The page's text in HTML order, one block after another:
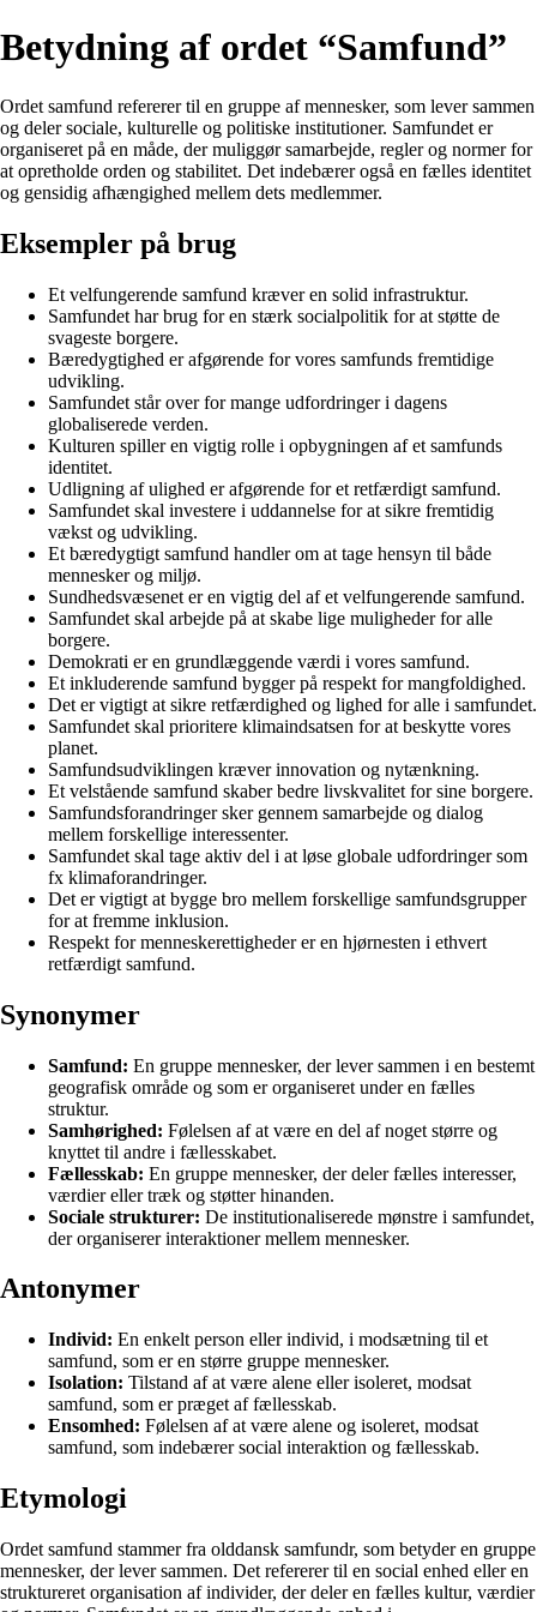
Betydning af ordet “Samfund”
Ordet samfund refererer til en gruppe af mennesker, som lever sammen
og deler sociale, kulturelle og politiske institutioner. Samfundet er
organiseret på en måde, der muliggør samarbejde, regler og normer for
at opretholde orden og stabilitet. Det indebærer også en fælles identitet
og gensidig afhængighed mellem dets medlemmer.
Eksempler på brug
Et velfungerende samfund kræver en solid infrastruktur.
Samfundet har brug for en stærk socialpolitik for at støtte de
svageste borgere.
Bæredygtighed er afgørende for vores samfunds fremtidige
udvikling.
Samfundet står over for mange udfordringer i dagens
globaliserede verden.
Kulturen spiller en vigtig rolle i opbygningen af et samfunds
identitet.
Udligning af ulighed er afgørende for et retfærdigt samfund.
Samfundet skal investere i uddannelse for at sikre fremtidig
vækst og udvikling.
Et bæredygtigt samfund handler om at tage hensyn til både
mennesker og miljø.
Sundhedsvæsenet er en vigtig del af et velfungerende samfund.
Samfundet skal arbejde på at skabe lige muligheder for alle
borgere.
Demokrati er en grundlæggende værdi i vores samfund.
Et inkluderende samfund bygger på respekt for mangfoldighed.
Det er vigtigt at sikre retfærdighed og lighed for alle i samfundet.
Samfundet skal prioritere klimaindsatsen for at beskytte vores
planet.
Samfundsudviklingen kræver innovation og nytænkning.
Et velstående samfund skaber bedre livskvalitet for sine borgere.
Samfundsforandringer sker gennem samarbejde og dialog
mellem forskellige interessenter.
Samfundet skal tage aktiv del i at løse globale udfordringer som
fx klimaforandringer.
Det er vigtigt at bygge bro mellem forskellige samfundsgrupper
for at fremme inklusion.
Respekt for menneskerettigheder er en hjørnesten i ethvert
retfærdigt samfund.
Synonymer
Samfund: En gruppe mennesker, der lever sammen i en bestemt
geografisk område og som er organiseret under en fælles
struktur.
Samhørighed: Følelsen af at være en del af noget større og
knyttet til andre i fællesskabet.
Fællesskab: En gruppe mennesker, der deler fælles interesser,
værdier eller træk og støtter hinanden.
Sociale strukturer: De institutionaliserede mønstre i samfundet,
der organiserer interaktioner mellem mennesker.
Antonymer
Individ: En enkelt person eller individ, i modsætning til et
samfund, som er en større gruppe mennesker.
Isolation: Tilstand af at være alene eller isoleret, modsat
samfund, som er præget af fællesskab.
Ensomhed: Følelsen af at være alene og isoleret, modsat
samfund, som indebærer social interaktion og fællesskab.
Etymologi
Ordet samfund stammer fra olddansk samfundr, som betyder en gruppe
mennesker, der lever sammen. Det refererer til en social enhed eller en
struktureret organisation af individer, der deler en fælles kultur, værdier